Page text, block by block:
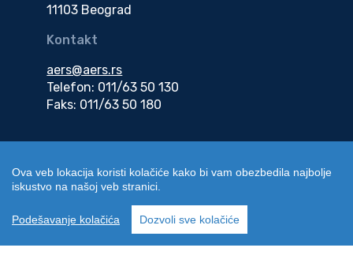
11103 Beograd
Kontakt
aers@aers.rs
Telefon: 011/63 50 130
Faks: 011/63 50 180
elektronske dokumentacije
Ova veb lokacija koristi kolačiće kako bi vam obezbedila najbolje
iskustvo na našoj veb stranici.
Podešavanje kolačića Dozvoli sve kolačiće